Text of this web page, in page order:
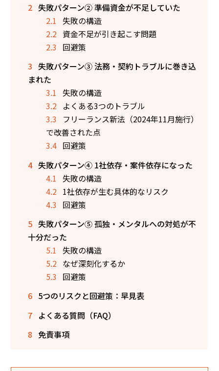
2 失敗パターン② 準備資金が不足していた
2.1 失敗の構造
2.2 資金不足が引き起こす問題
2.3 回避策
3 失敗パターン③ 法務・契約トラブルに巻き込
まれた
3.1 失敗の構造
3.2 よくある3つのトラブル
3.3
フリーランス新法（2024年11月施行）
で改善された点
3.4 回避策
4 失敗パターン④ 1社依存・案件依存になった
4.1 失敗の構造
4.2 1社依存が生む具体的なリスク
4.3 回避策
5 失敗パターン⑤ 孤独・メンタルへの対処が不
十分だった
5.1 失敗の構造
5.2 なぜ深刻化するか
5.3 回避策
6 5つのリスクと回避策：早見表
7 よくある質問（FAQ）
8 免責事項